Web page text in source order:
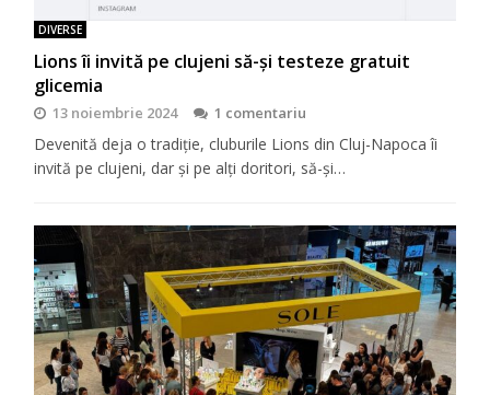
DIVERSE
Lions îi invită pe clujeni să-şi testeze gratuit
glicemia
13 noiembrie 2024 1 comentariu
Devenită deja o tradiţie, cluburile Lions din Cluj-Napoca îi
invită pe clujeni, dar şi pe alţi doritori, să-şi…